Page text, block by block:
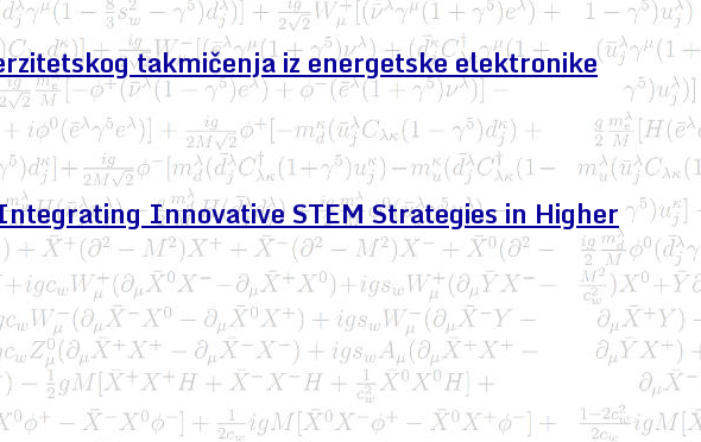
takmičenja iz energetske elektronike
Innovative STEM Strategies in Higher